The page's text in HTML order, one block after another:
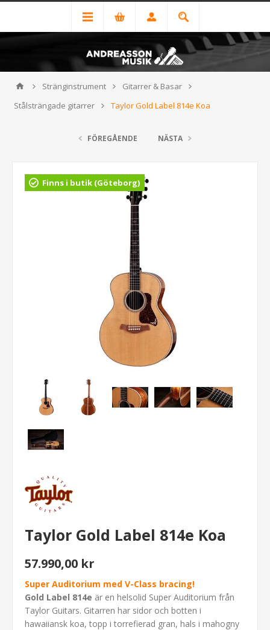
Stränginstrument
Gitarrer & Basar
Stålsträngade gitarrer
Taylor Gold Label 814e Koa
FÖREGÅENDE NÄSTA
Finns i butik (Göteborg)
Taylor Gold Label 814e Koa
57.990,00 kr
Super Auditorium med V-Class bracing!
Gold Label 814e är en helsolid Super Auditorium från
Taylor Guitars. Gitarren har sidor och botten i
hawaiiansk koa, topp i torrefierad gran, hals i mahogny